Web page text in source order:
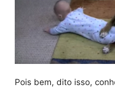
Pois bem, dito isso,